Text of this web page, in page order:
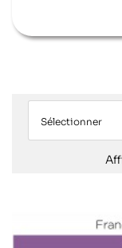
Sélectionner